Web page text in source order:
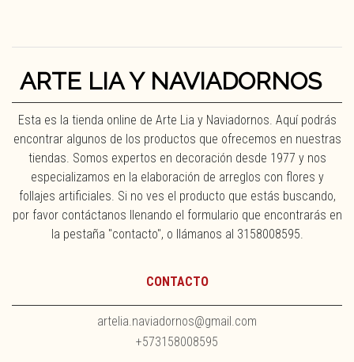
ARTE LIA Y NAVIADORNOS
Esta es la tienda online de Arte Lia y Naviadornos. Aquí podrás
encontrar algunos de los productos que ofrecemos en nuestras
tiendas. Somos expertos en decoración desde 1977 y nos
especializamos en la elaboración de arreglos con flores y
follajes artificiales. Si no ves el producto que estás buscando,
por favor contáctanos llenando el formulario que encontrarás en
la pestaña "contacto", o llámanos al 3158008595.
CONTACTO
artelia.naviadornos@gmail.com
+573158008595